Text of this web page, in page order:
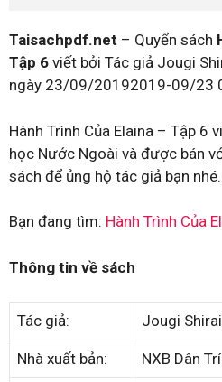
Taisachpdf.net – Quyển sách
Tập 6 viết bởi Tác giả Jougi
ngày 23/09/20192019-09/23
Hành Trình Của Elaina – Tập 6
học Nước Ngoài và được bán
sách để ủng hộ tác giả bạn nhé.
Bạn đang tìm: Hành Trình Của
Thông tin về sách
Tác giả: Jougi
Nhà xuất bản: NXB Dân Trí